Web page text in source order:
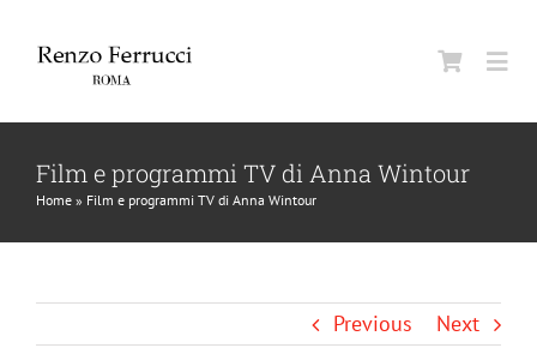
Uomo
Film e programmi TV di Anna Wintour
Home » Film e programmi TV di Anna Wintour
Previous Next